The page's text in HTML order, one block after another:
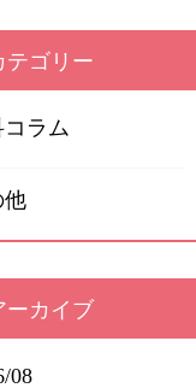
テゴリー
ラム
他
ーカイブ
08